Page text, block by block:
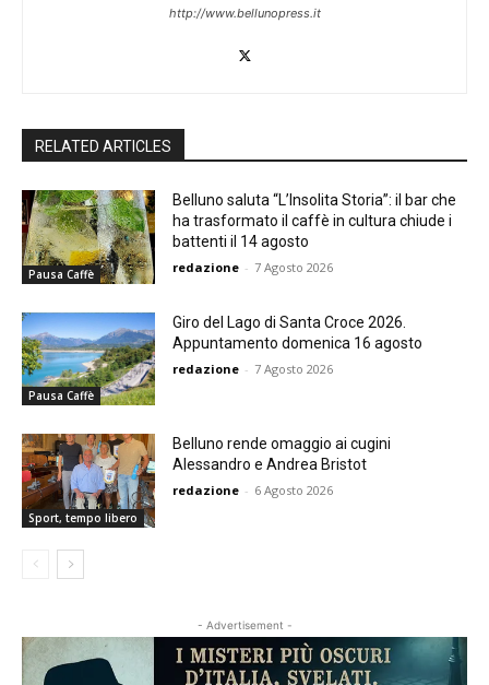
http://www.bellunopress.it
RELATED ARTICLES
Pausa Caffè
Belluno saluta “L’Insolita Storia”: il bar che
ha trasformato il caffè in cultura chiude i
battenti il 14 agosto
redazione - 7 Agosto 2026
Pausa Caffè
Giro del Lago di Santa Croce 2026.
Appuntamento domenica 16 agosto
redazione - 7 Agosto 2026
Sport, tempo libero
Belluno rende omaggio ai cugini
Alessandro e Andrea Bristot
redazione - 6 Agosto 2026
- Advertisement -